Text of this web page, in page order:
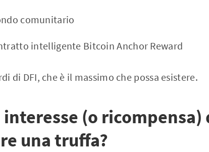
comunitario
intelligente Bitcoin Anchor Reward
di DFI, che è il massimo che possa esistere.
interesse (o ricompensa)
una truffa?